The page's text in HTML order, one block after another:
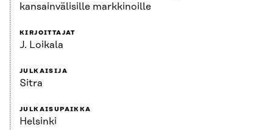
kansainvälisille markkinoille
KIRJOITTAJAT
J. Loikala
JULKAISIJA
Sitra
JULKAISUPAIKKA
Helsinki